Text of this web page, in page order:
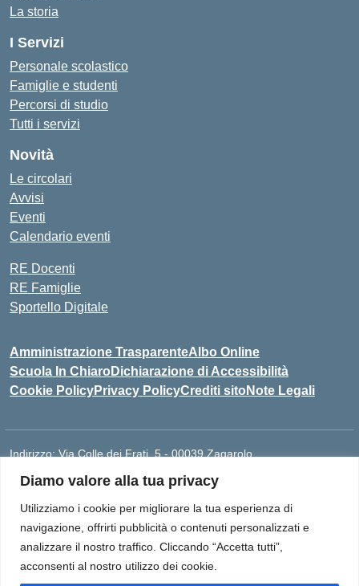
Diamo valore alla tua privacy
Utilizziamo i cookie per migliorare la tua esperienza di
navigazione, offrirti pubblicità o contenuti personalizzati e
analizzare il nostro traffico. Cliccando “Accetta tutti”,
acconsenti al nostro utilizzo dei cookie.
La storia
I Servizi
Personale scolastico
Famiglie e studenti
Percorsi di studio
Tutti i servizi
Novità
Le circolari
Avvisi
Eventi
Calendario eventi
RE Docenti
RE Famiglie
Sportello Digitale
Amministrazione TrasparenteAlbo Online
Scuola In Chiaro Dichiarazione di Accessibilità
Cookie PolicyPrivacy PolicyCrediti sito Note Legali
Indirizzo: Via Colle dei Frati, 5 - 00039 Zagarolo
Posta elettronica certificata (PEC):rmis077005@pec.istruzione.it
Codice fiscale: 93015960581
Codice meccanografico:RMIS077005
I.I.S. "Paolo Borsellino e Giovanni Falcone" Via Colle dei Frati, 5 -